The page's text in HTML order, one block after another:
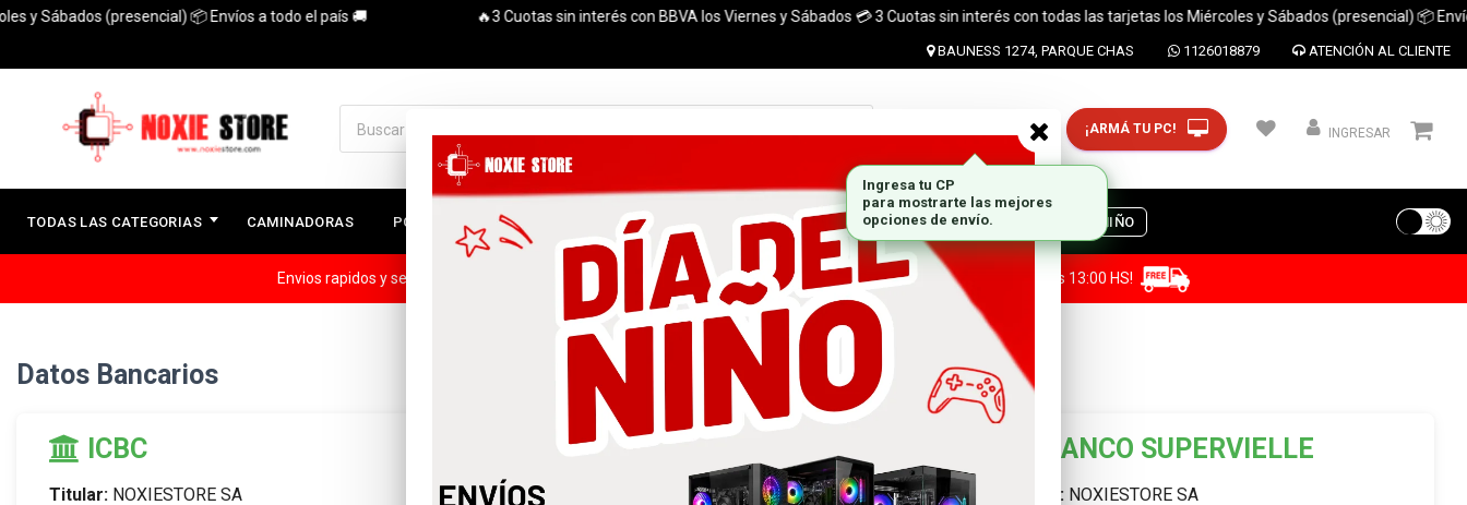
Sábados (presencial) 📦 Envíos a todo el país 🚚 🔥3 Cuotas sin interés con BBVA los Viernes y Sábados 💳 3 Cuotas sin interés con todas las tarjetas los Miércoles y Sábados (presencial) 📦 Envíos
BAUNESS 1274, PARQUE CHAS 1126018879 ATENCIÓN AL CLIENTE
Ingresar CP y ciudad ¡ARMÁ TU PC! INGRESAR
TODAS LAS CATEGORIAS CAMINADORAS PC ARMADAS GABINETES PLACAS DE VIDEO MARCAS DIA DEL NIÑO
Envios rapidos y seguros a todo el pais. ¡ Envios en el dia (CABA y Al rededores) Acreditando tu compra antes de las 13:00 HS!
Datos Bancarios
ICBC
Titular: NOXIESTORE SA
Mercado Pago
Titular:
Noxiestore S.A
BANCO SUPERVIELLE
Titular: NOXIESTORE SA